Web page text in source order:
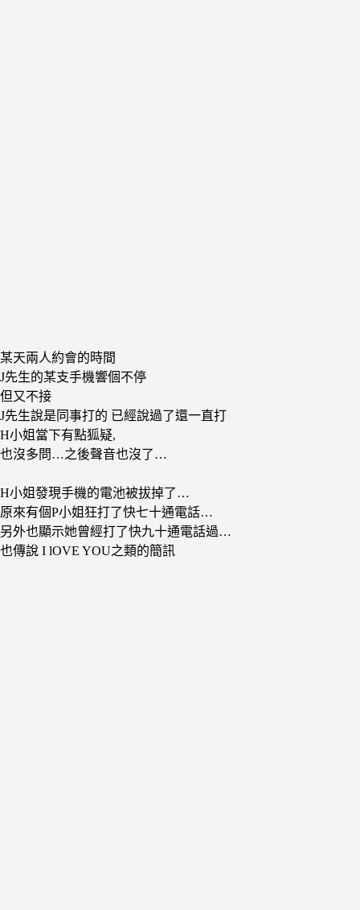
某天兩人約會的時間
J先生的某支手機響個不停
但又不接
J先生說是同事打的 已經說過了還一直打
H小姐當下有點狐疑,
也沒多問…之後聲音也沒了…
H小姐發現手機的電池被拔掉了…
原來有個P小姐狂打了快七十通電話…
另外也顯示她曾經打了快九十通電話過…
也傳說 I lOVE YOU之類的簡訊